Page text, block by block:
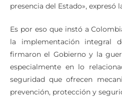
ilegales, pobreza y
Es por eso que instó a
la implementación integral
firmaron el Gobierno y la
especialmente en lo
seguridad que ofrecen